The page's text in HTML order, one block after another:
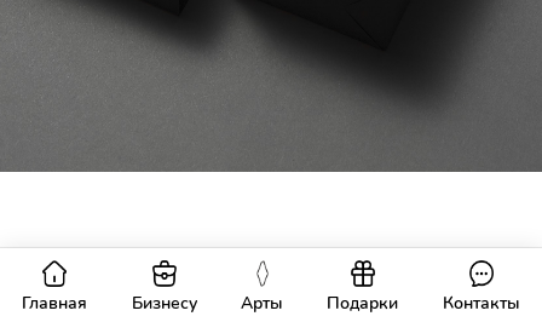
Главная Бизнесу Арты Подарки Контакты